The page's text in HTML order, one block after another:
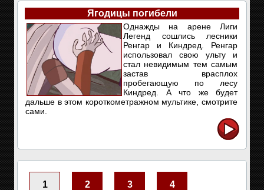
Ягодицы погибели
Однажды на арене Лиги
Легенд сошлись лесники
Ренгар и Киндред. Ренгар
использовал свою ульту и
стал невидимым тем самым
застав врасплох
пробегающую по лесу
Киндред. А что же будет
дальше в этом короткометражном мультике, смотрите
сами.
1 2 3 4